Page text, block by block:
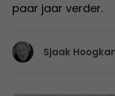
paar jaar verder.
Sjaak